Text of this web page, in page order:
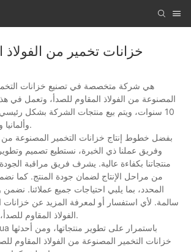
خزانات تخمير من الفولاذ
المصنوعة من الفولاذ المقاوم للصدأ، وتعمل في
10 سنوات، ويتم بيع منتجات الشركة بشكل رئيسي
وألمانيا واليابان وأوروبا وغيرها.
بفضل خطوط إنتاج خزانات التخمير المصنوعة من
وفريق عملنا ذي الخبرة، نستطيع تصميم
منتجاتنا بكفاءة عالية. يشرف فريق مراقبة
من مراحل الإنتاج لضمان جودة المنتج. كما
المحدد، بما يلبي احتياجات جميع عملائنا.
سالمة. لأي استفسار أو لمعرفة المزيد عن خزانات
الفولاذ المقاوم للصدأ، تواصلوا معنا مباشرة.
خزانات التخمير المصنوعة من الفولاذ المقاوم